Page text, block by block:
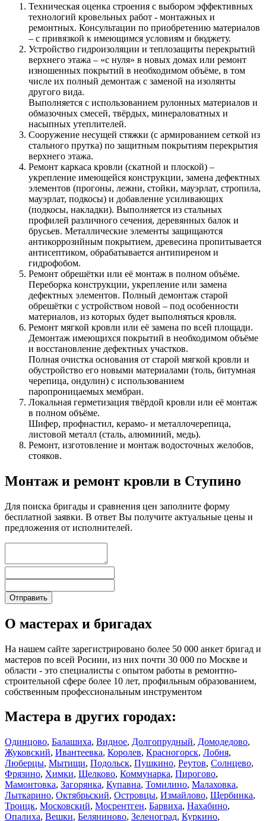
Техническая оценка строения с выбором эффективных
технологий кровельных работ - монтажных и
ремонтных. Консультации по приобретению материалов
– с привязкой к имеющимся условиям и бюджету.
Устройство гидроизоляции и теплозащиты перекрытий
верхнего этажа – «с нуля» в новых домах или ремонт
изношенных покрытий в необходимом объёме, в том
числе их полный демонтаж с заменой на изолянты
другого вида.
Выполняется с использованием рулонных материалов и
обмазочных смесей, твёрдых, минераловатных и
насыпных утеплителей.
Сооружение несущей стяжки (с армированием сеткой из
стального прутка) по защитным покрытиям перекрытия
верхнего этажа.
Ремонт каркаса кровли (скатной и плоской) –
укрепление имеющейся конструкции, замена дефектных
элементов (прогоны, лежни, стойки, мауэрлат, стропила,
мауэрлат, подкосы) и добавление усиливающих
(подкосы, накладки). Выполняется из стальных
профилей различного сечения, деревянных балок и
брусьев. Металлические элементы защищаются
антикоррозийным покрытием, древесина пропитывается
антисептиком, обрабатывается антипиреном и
гидрофобом.
Ремонт обрешётки или её монтаж в полном объёме.
Переборка конструкции, укрепление или замена
дефектных элементов. Полный демонтаж старой
обрешётки с устройством новой – под особенности
материалов, из которых будет выполняться кровля.
Ремонт мягкой кровли или её замена по всей площади.
Демонтаж имеющихся покрытий в необходимом объёме
и восстановление дефектных участков.
Полная очистка основания от старой мягкой кровли и
обустройство его новыми материалами (толь, битумная
черепица, ондулин) с использованием
паропроницаемых мембран.
Локальная герметизация твёрдой кровли или её монтаж
в полном объёме.
Шифер, профнастил, керамо- и металлочерепица,
листовой металл (сталь, алюминий, медь).
Ремонт, изготовление и монтаж водосточных желобов,
стояков.
Монтаж и ремонт кровли в Ступино
Для поиска бригады и сравнения цен заполните форму
бесплатной заявки. В ответ Вы получите актуальные цены и
предложения от исполнителей.
О мастерах и бригадах
На нашем сайте зарегистрировано более 50 000 анкет бригад и
мастеров по всей Росиии, из них почти 30 000 по Москве и
области - это специалисты с опытом работы в ремонтно-
строительной сфере более 10 лет, профильным образованием,
собственным профессиональным инструментом
Мастера в других городах:
Одинцово, Балашиха, Видное, Долгопрудный, Домодедово,
Жуковский, Ивантеевка, Королев, Красногорск, Лобня,
Люберцы, Мытищи, Подольск, Пушкино, Реутов, Солнцево,
Фрязино, Химки, Щелково, Коммунарка, Пирогово,
Мамонтовка, Загорянка, Купавна, Томилино, Малаховка,
Лыткарино, Октябрьский, Островцы, Измайлово, Щербинка,
Троицк, Московский, Мосрентген, Барвиха, Нахабино,
Опалиха, Вешки, Беляниново, Зеленоград, Куркино,